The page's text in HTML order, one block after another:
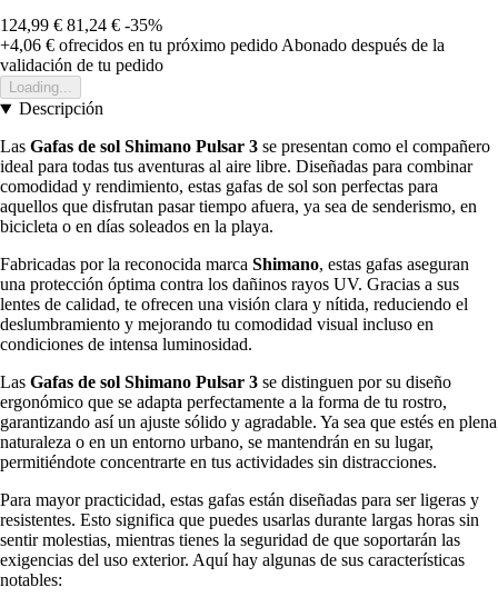
124,99 € 81,24 € -35%
+4,06 € ofrecidos en tu próximo pedidoAbonado después de la
validación de tu pedido
Loading...
Descripción
Las Gafas de sol Shimano Pulsar 3 se presentan como el compañero
ideal para todas tus aventuras al aire libre. Diseñadas para combinar
comodidad y rendimiento, estas gafas de sol son perfectas para
aquellos que disfrutan pasar tiempo afuera, ya sea de senderismo, en
bicicleta o en días soleados en la playa.
Fabricadas por la reconocida marca Shimano, estas gafas aseguran
una protección óptima contra los dañinos rayos UV. Gracias a sus
lentes de calidad, te ofrecen una visión clara y nítida, reduciendo el
deslumbramiento y mejorando tu comodidad visual incluso en
condiciones de intensa luminosidad.
Las Gafas de sol Shimano Pulsar 3 se distinguen por su diseño
ergonómico que se adapta perfectamente a la forma de tu rostro,
garantizando así un ajuste sólido y agradable. Ya sea que estés en plena
naturaleza o en un entorno urbano, se mantendrán en su lugar,
permitiéndote concentrarte en tus actividades sin distracciones.
Para mayor practicidad, estas gafas están diseñadas para ser ligeras y
resistentes. Esto significa que puedes usarlas durante largas horas sin
sentir molestias, mientras tienes la seguridad de que soportarán las
exigencias del uso exterior. Aquí hay algunas de sus características
notables: